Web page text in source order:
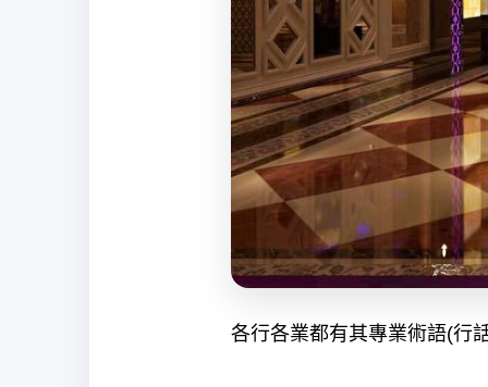
各行各業都有其專業術語(行